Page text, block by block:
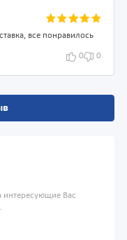
все понравилось
0 0
интересующие Вас